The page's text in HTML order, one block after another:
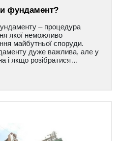
фундамент?
– процедура
якої неможливо
майбутньої споруди.
дуже важлива, але у
і якщо розібратися…